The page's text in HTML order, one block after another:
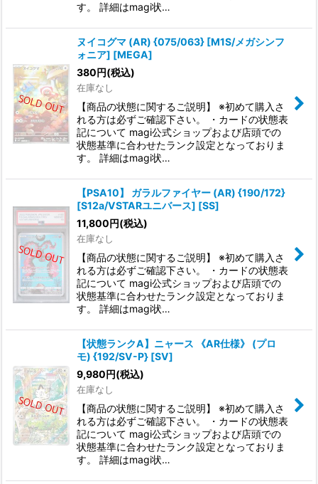
す。 詳細はmagi状…
ヌイコグマ (AR) {075/063} [M1S/メガシンフ
ォニア] [MEGA]
380円(税込)
在庫なし
【商品の状態に関するご説明】 ※初めて購入さ
れる方は必ずご確認下さい。 ・カードの状態表
記について magi公式ショップおよび店頭での
状態基準に合わせたランク設定となっておりま
す。 詳細はmagi状…
【PSA10】 ガラルファイヤー (AR) {190/172}
[S12a/VSTARユニバース] [SS]
11,800円(税込)
在庫なし
【商品の状態に関するご説明】 ※初めて購入さ
れる方は必ずご確認下さい。 ・カードの状態表
記について magi公式ショップおよび店頭での
状態基準に合わせたランク設定となっておりま
す。 詳細はmagi状…
【状態ランクA】ニャース 《AR仕様》 (プロ
モ) {192/SV-P} [SV]
9,980円(税込)
在庫なし
【商品の状態に関するご説明】 ※初めて購入さ
れる方は必ずご確認下さい。 ・カードの状態表
記について magi公式ショップおよび店頭での
状態基準に合わせたランク設定となっておりま
す。 詳細はmagi状…